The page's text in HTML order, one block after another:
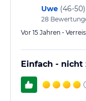
werden zu 100 %
Uwe (46-50)
28
Vor 15 Jahren •
Einfach -